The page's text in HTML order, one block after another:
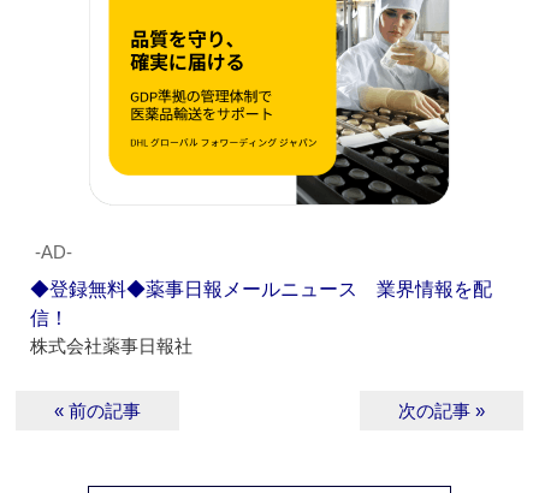
‐AD‐
◆登録無料◆薬事日報メールニュース 業界情報を配
信！
株式会社薬事日報社
« 前の記事 次の記事 »